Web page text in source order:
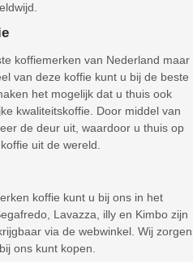
koffiemerken van Nederland maar
van deze koffie kunt u bij de beste
het mogelijk dat u thuis ook
kwaliteitskoffie. Door middel van
de deur uit, waardoor u thuis op
uit de wereld.
koffie kunt u bij ons in het
Lavazza, illy en Kimbo zijn
via de webwinkel. Wij zorgen
ons kunt kopen.